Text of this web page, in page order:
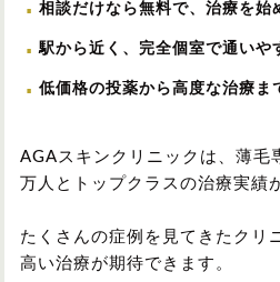
相談だけなら無料で、治療を始
駅から近く、完全個室で通いや
低価格の投薬から高度な治療ま
AGAスキンクリニックは、薄毛
万人とトップクラスの治療実績
たくさんの症例を見てきたクリ
高い治療が期待できます。